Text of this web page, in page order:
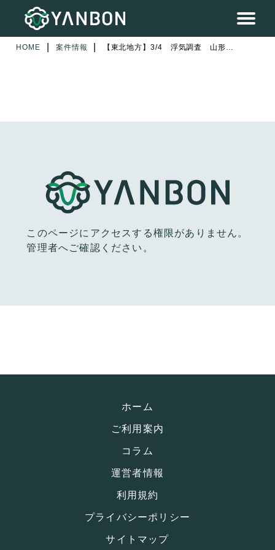
HOME 案件情報 【東北地方】3/4 浮気調査 山形県山形市近郊 1日目
このページにアクセスする権限がありません。
管理者へご確認ください。
ホーム
ご利用案内
コラム
運営者情報
利用規約
プライバシーポリシー
サイトマップ